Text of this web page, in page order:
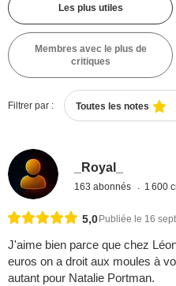
Les plus utiles
Membres avec le plus de
critiques
Filtrer par : Toutes les notes
_Royal_
163 abonnés 1 600
5,0 Publiée le 16
J'aime bien parce que chez
euros on a droit aux moules à
autant pour Natalie Portman.